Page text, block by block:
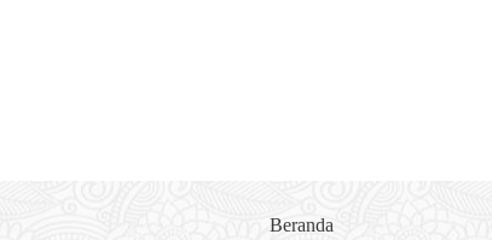
Beranda